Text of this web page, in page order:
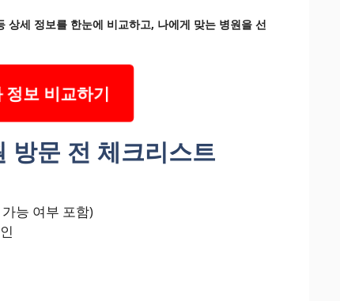
세 정보를 한눈에 비교하고, 나에게 맞는 병원을 선
보 비교하기
방문 전 체크리스트
능 여부 포함)